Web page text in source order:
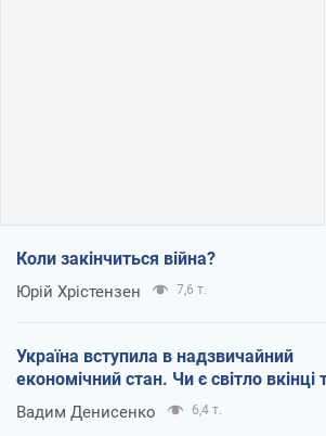
Коли закінчиться війна?
Юрій Хрістензен 7,6 т.
Україна вступила в надзвичайний
економічний стан. Чи є світло вкінці
Вадим Денисенко 6,4 т.